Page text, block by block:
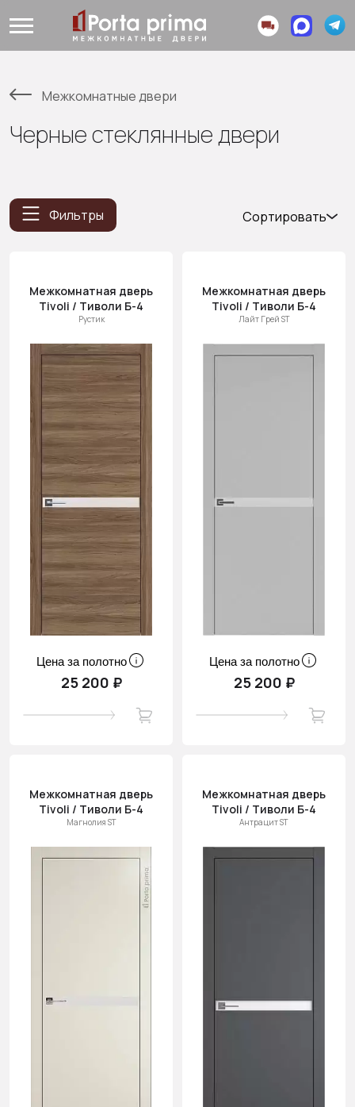
Межкомнатные двери
Черные стеклянные двери
Фильтры
Сортировать
(возр.)
Цена (убыв.)
новинки
Межкомнатная дверь
Tivoli / Тиволи Б-4
Рустик
Цена за полотно
25 200 ₽
Межкомнатная дверь
Tivoli / Тиволи Б-4
Лайт Грей ST
Цена за полотно
25 200 ₽
Межкомнатная дверь
Tivoli / Тиволи Б-4
Магнолия ST
Межкомнатная дверь
Tivoli / Тиволи Б-4
Антрацит ST